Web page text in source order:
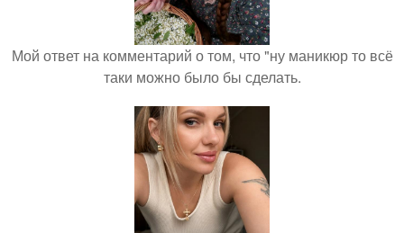
Мой ответ на комментарий о том, что "ну маникюр то всё
таки можно было бы сделать.